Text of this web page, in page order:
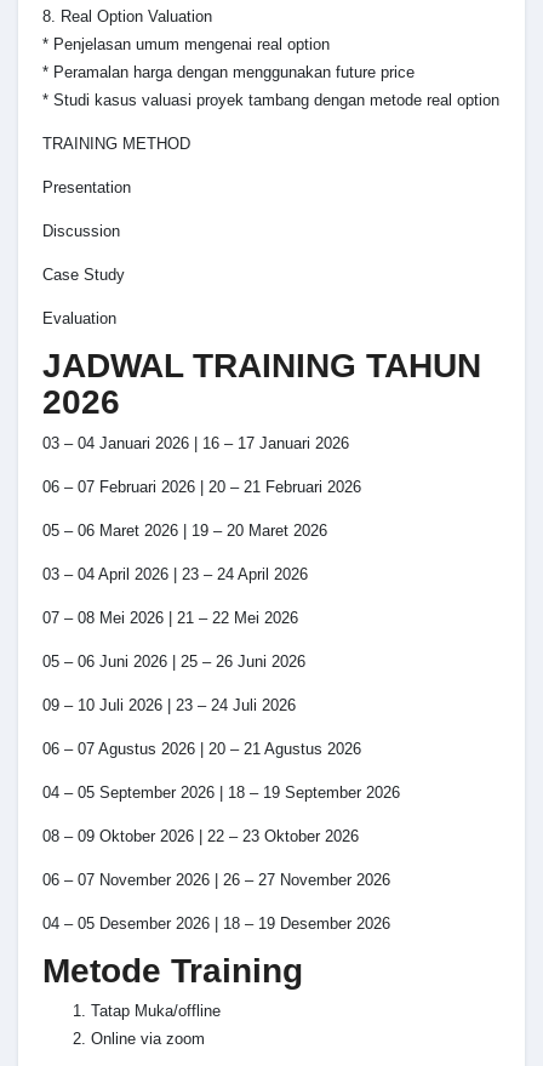
8. Real Option Valuation
* Penjelasan umum mengenai real option
* Peramalan harga dengan menggunakan future price
* Studi kasus valuasi proyek tambang dengan metode real option
TRAINING METHOD
Presentation
Discussion
Case Study
Evaluation
JADWAL TRAINING TAHUN
2026
03 – 04 Januari 2026 | 16 – 17 Januari 2026
06 – 07 Februari 2026 | 20 – 21 Februari 2026
05 – 06 Maret 2026 | 19 – 20 Maret 2026
03 – 04 April 2026 | 23 – 24 April 2026
07 – 08 Mei 2026 | 21 – 22 Mei 2026
05 – 06 Juni 2026 | 25 – 26 Juni 2026
09 – 10 Juli 2026 | 23 – 24 Juli 2026
06 – 07 Agustus 2026 | 20 – 21 Agustus 2026
04 – 05 September 2026 | 18 – 19 September 2026
08 – 09 Oktober 2026 | 22 – 23 Oktober 2026
06 – 07 November 2026 | 26 – 27 November 2026
04 – 05 Desember 2026 | 18 – 19 Desember 2026
Metode Training
Tatap Muka/offline
Online via zoom